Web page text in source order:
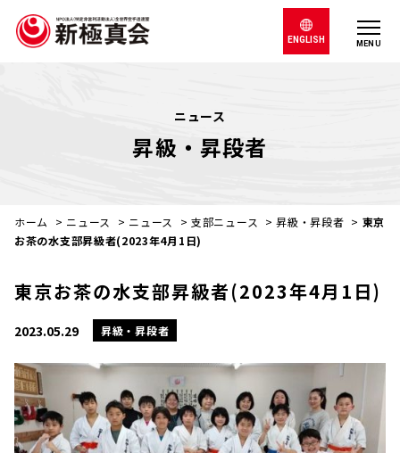
MENU
ENGLISH
ニュース
昇級・昇段者
ホーム > ニュース > ニュース >支部ニュース >昇級・昇段者 > 東京
お茶の水支部昇級者(2023年4月1日)
東京お茶の水支部昇級者(2023年4月1日)
2023.05.29 昇級・昇段者